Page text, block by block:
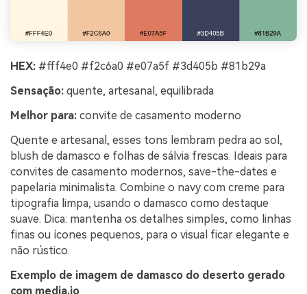
HEX: #fff4e0 #f2c6a0 #e07a5f #3d405b #81b29a
Sensação: quente, artesanal, equilibrada
Melhor para: convite de casamento moderno
Quente e artesanal, esses tons lembram pedra ao sol,
blush de damasco e folhas de sálvia frescas. Ideais para
convites de casamento modernos, save-the-dates e
papelaria minimalista. Combine o navy com creme para
tipografia limpa, usando o damasco como destaque
suave. Dica: mantenha os detalhes simples, como linhas
finas ou ícones pequenos, para o visual ficar elegante e
não rústico.
Exemplo de imagem de damasco do deserto gerado
com media.io